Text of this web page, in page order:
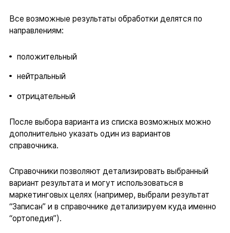
Все возможные результаты обработки делятся по
направлениям:
положительный
нейтральный
отрицательный
После выбора варианта из списка возможных можно
дополнительно указать один из вариантов
справочника.
Справочники позволяют детализировать выбранный
вариант результата и могут использоваться в
маркетинговых целях (например, выбрали результат
“Записан” и в справочнике детализируем куда именно
“ортопедия”).